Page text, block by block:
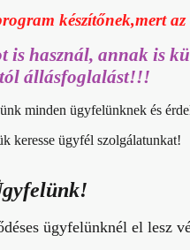
készítőnek,mert az
is használ, annak is
állásfoglalást!!!
minden ügyfelünknek és
keresse ügyfél szolgálatunkat!
ügyfelünknél el lesz